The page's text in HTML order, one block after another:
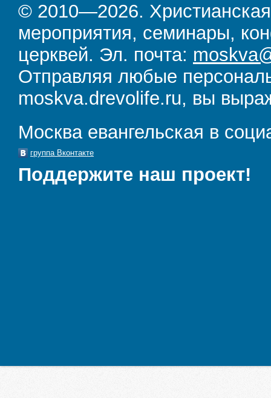
© 2010—2026.
мероприятия, семинары,
церквей. Эл. почта:
Отправляя любые
moskva.drevolife.ru, вы
Москва евангельская в
группа Вконтакте
Поддержите наш проект!